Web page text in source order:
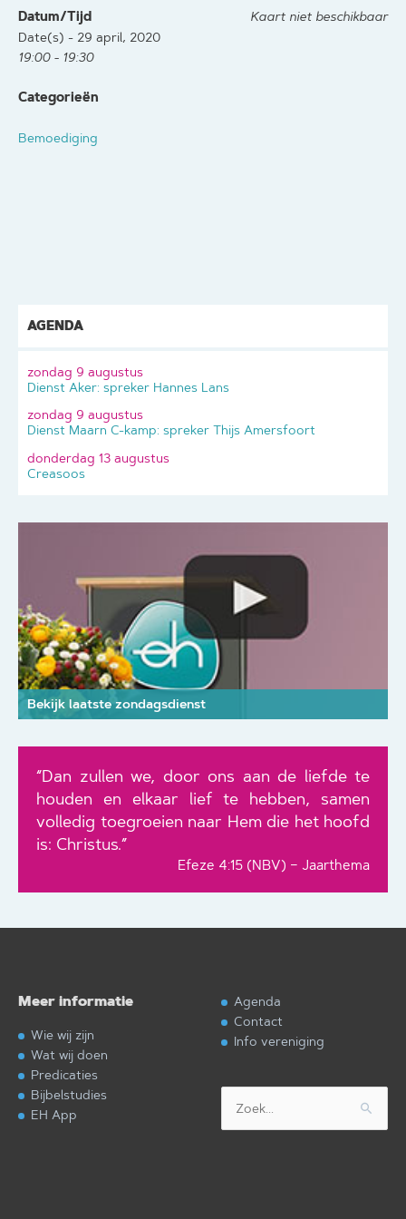
Kaart niet beschikbaar
Datum/Tijd
Date(s) - 29 april, 2020
19:00 - 19:30
Categorieën
Bemoediging
AGENDA
zondag 9 augustus
Dienst Aker: spreker Hannes Lans
zondag 9 augustus
Dienst Maarn C-kamp: spreker Thijs Amersfoort
donderdag 13 augustus
Creasoos
Bekijk laatste zondagsdienst
“Dan zullen we, door ons aan de liefde te
houden en elkaar lief te hebben, samen
volledig toegroeien naar Hem die het hoofd
is: Christus.”
Efeze 4:15 (NBV) – Jaarthema
Meer informatie
Wie wij zijn
Wat wij doen
Predicaties
Bijbelstudies
EH App
Agenda
Contact
Info vereniging
naar: